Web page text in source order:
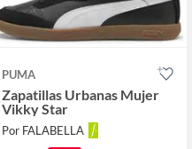
PUMA
Zapatillas Urbanas Mujer
Vikky Star
Por FALABELLA